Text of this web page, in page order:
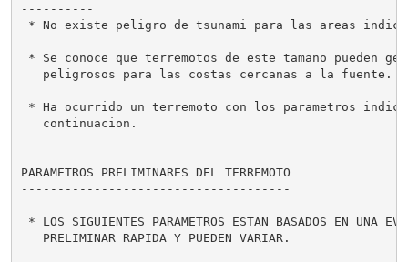
----------
* No existe peligro de tsunami para las areas
* Se conoce que terremotos de este tamano pueden
   peligrosos para las costas cercanas a la fuente.
* Ha ocurrido un terremoto con los parametros
   continuacion.
PARAMETROS PRELIMINARES DEL TERREMOTO
-------------------------------------
* LOS SIGUIENTES PARAMETROS ESTAN BASADOS EN UNA
   PRELIMINAR RAPIDA Y PUEDEN VARIAR.